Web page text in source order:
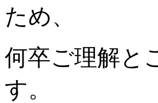
ため、
何卒ご理解と
す。